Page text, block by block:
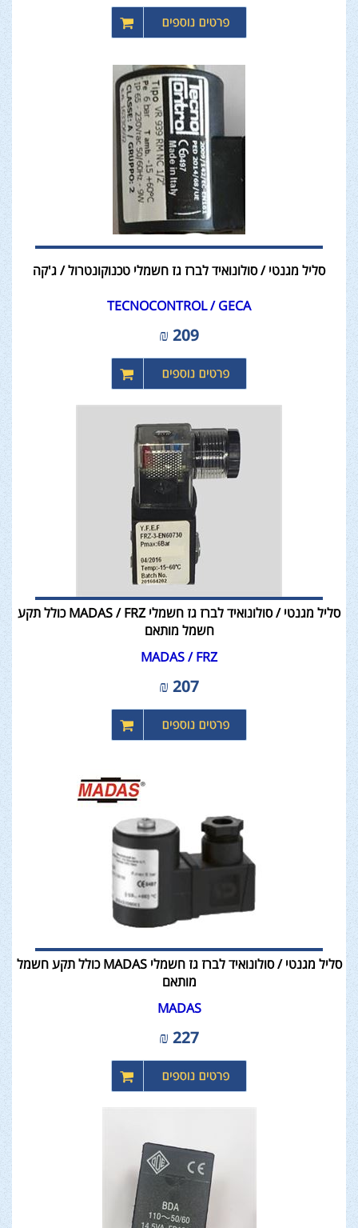
סליל מגנטי / סולונואיד לברז גז חשמלי טכנוקונטרול / ג'קה
TECNOCONTROL / GECA
209
₪
סליל מגנטי / סולונואיד לברז גז חשמלי MADAS / FRZ כולל תקע
חשמל מותאם
MADAS / FRZ
207
₪
סליל מגנטי / סולונואיד לברז גז חשמלי MADAS כולל תקע חשמל
מותאם
MADAS
227
₪